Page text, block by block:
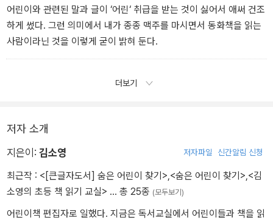
어린이와 관련된 말과 글이 ‘어린‘ 취급을 받는 것이 싫어서 애써 건조
하게 썼다. 그런 의미에서 내가 종종 맥주를 마시면서 동화책을 읽는
사람이라닌 것을 이렇게 굳이 밝혀 둔다.
더보기
저자 소개
지은이: 김소영 저자파일 신간알림 신청
최근작 : <[큰글자도서] 숨은 어린이 찾기>,<숨은 어린이 찾기>,<김
소영의 초등 책 읽기 교실> … 총 25종 (모두보기)
어린이책 편집자로 일했다. 지금은 독서교실에서 어린이들과 책을 읽